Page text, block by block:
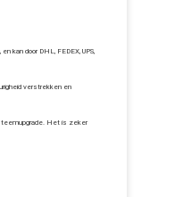
kan door DHL, FEDEX, UPS,
verstrekken en
Het is zeker